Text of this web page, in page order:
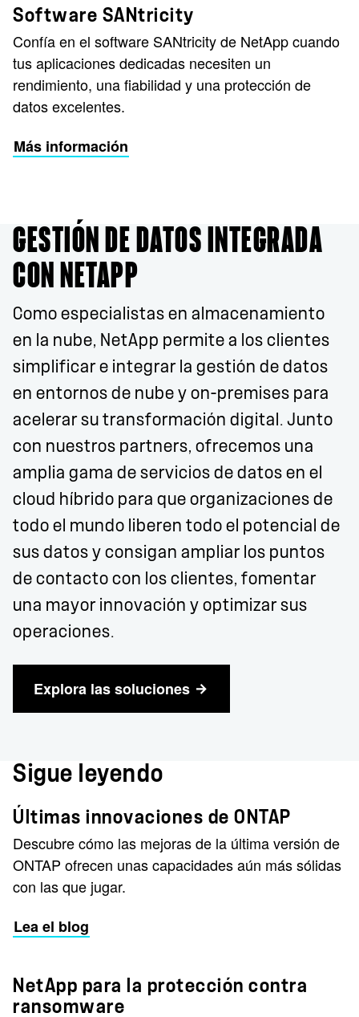
Software SANtricity
Confía en el software SANtricity de NetApp cuando
tus aplicaciones dedicadas necesiten un
rendimiento, una fiabilidad y una protección de
datos excelentes.
Más información
GESTIÓN DE DATOS INTEGRADA
CON NETAPP
Como especialistas en almacenamiento
en la nube, NetApp permite a los clientes
simplificar e integrar la gestión de datos
en entornos de nube y on-premises para
acelerar su transformación digital. Junto
con nuestros partners, ofrecemos una
amplia gama de servicios de datos en el
cloud híbrido para que organizaciones de
todo el mundo liberen todo el potencial de
sus datos y consigan ampliar los puntos
de contacto con los clientes, fomentar
una mayor innovación y optimizar sus
operaciones.
Explora las soluciones
Sigue leyendo
Últimas innovaciones de ONTAP
Descubre cómo las mejoras de la última versión de
ONTAP ofrecen unas capacidades aún más sólidas
con las que jugar.
Lea el blog
NetApp para la protección contra
ransomware